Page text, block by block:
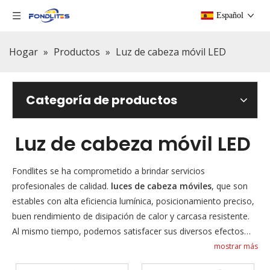
Español
Hogar » Productos » Luz de cabeza móvil LED
Categoría de productos
Luz de cabeza móvil LED
Fondlites se ha comprometido a brindar servicios
profesionales de calidad. luces de cabeza móviles, que son
estables con alta eficiencia lumínica, posicionamiento preciso,
buen rendimiento de disipación de calor y carcasa resistente.
Al mismo tiempo, podemos satisfacer sus diversos efectos
haz de luces con cabezales móviles,
teñido de luces con cabezales móviles,luces de cabeza móvil
mostrar más